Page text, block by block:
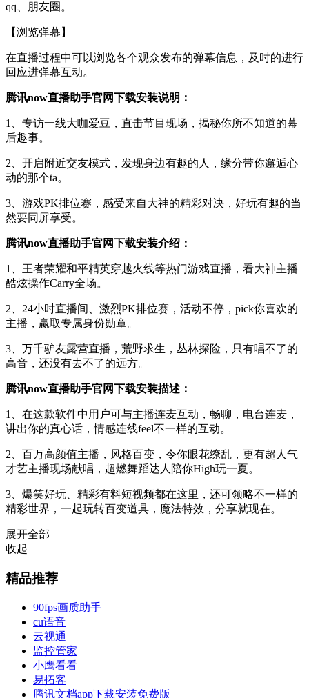
qq、朋友圈。
【浏览弹幕】
在直播过程中可以浏览各个观众发布的弹幕信息，及时的进行
回应进弹幕互动。
腾讯now直播助手官网下载安装说明：
1、专访一线大咖爱豆，直击节目现场，揭秘你所不知道的幕
后趣事。
2、开启附近交友模式，发现身边有趣的人，缘分带你邂逅心
动的那个ta。
3、游戏PK排位赛，感受来自大神的精彩对决，好玩有趣的当
然要同屏享受。
腾讯now直播助手官网下载安装介绍：
1、王者荣耀和平精英穿越火线等热门游戏直播，看大神主播
酷炫操作Carry全场。
2、24小时直播间、激烈PK排位赛，活动不停，pick你喜欢的
主播，赢取专属身份勋章。
3、万千驴友露营直播，荒野求生，丛林探险，只有唱不了的
高音，还没有去不了的远方。
腾讯now直播助手官网下载安装描述：
1、在这款软件中用户可与主播连麦互动，畅聊，电台连麦，
讲出你的真心话，情感连线feel不一样的互动。
2、百万高颜值主播，风格百变，令你眼花缭乱，更有超人气
才艺主播现场献唱，超燃舞蹈达人陪你High玩一夏。
3、爆笑好玩、精彩有料短视频都在这里，还可领略不一样的
精彩世界，一起玩转百变道具，魔法特效，分享就现在。
展开全部
收起
精品推荐
90fps画质助手
cu语音
云视通
监控管家
小鹰看看
易拓客
腾讯文档app下载安装免费版